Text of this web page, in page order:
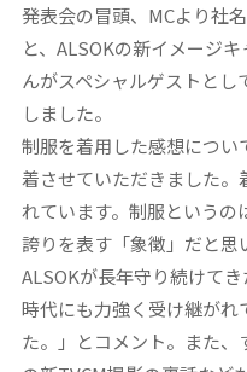
発表会の冒頭、MCより社
と、ALSOKの新イメージ
んがスペシャルゲストとし
しました。
制服を着用した感想につ
着させていただきました
れています。制服というの
誇りを表す「象徴」だと思
ALSOKが長年守り続けて
時代にも力強く受け継がれ
た。」とコメント。また、